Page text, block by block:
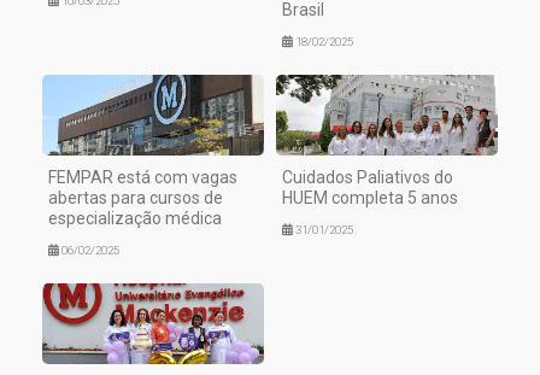
Brasil
18/02/2025
FEMPAR está com vagas
abertas para cursos de
especialização médica
06/02/2025
Cuidados Paliativos do
HUEM completa 5 anos
31/01/2025